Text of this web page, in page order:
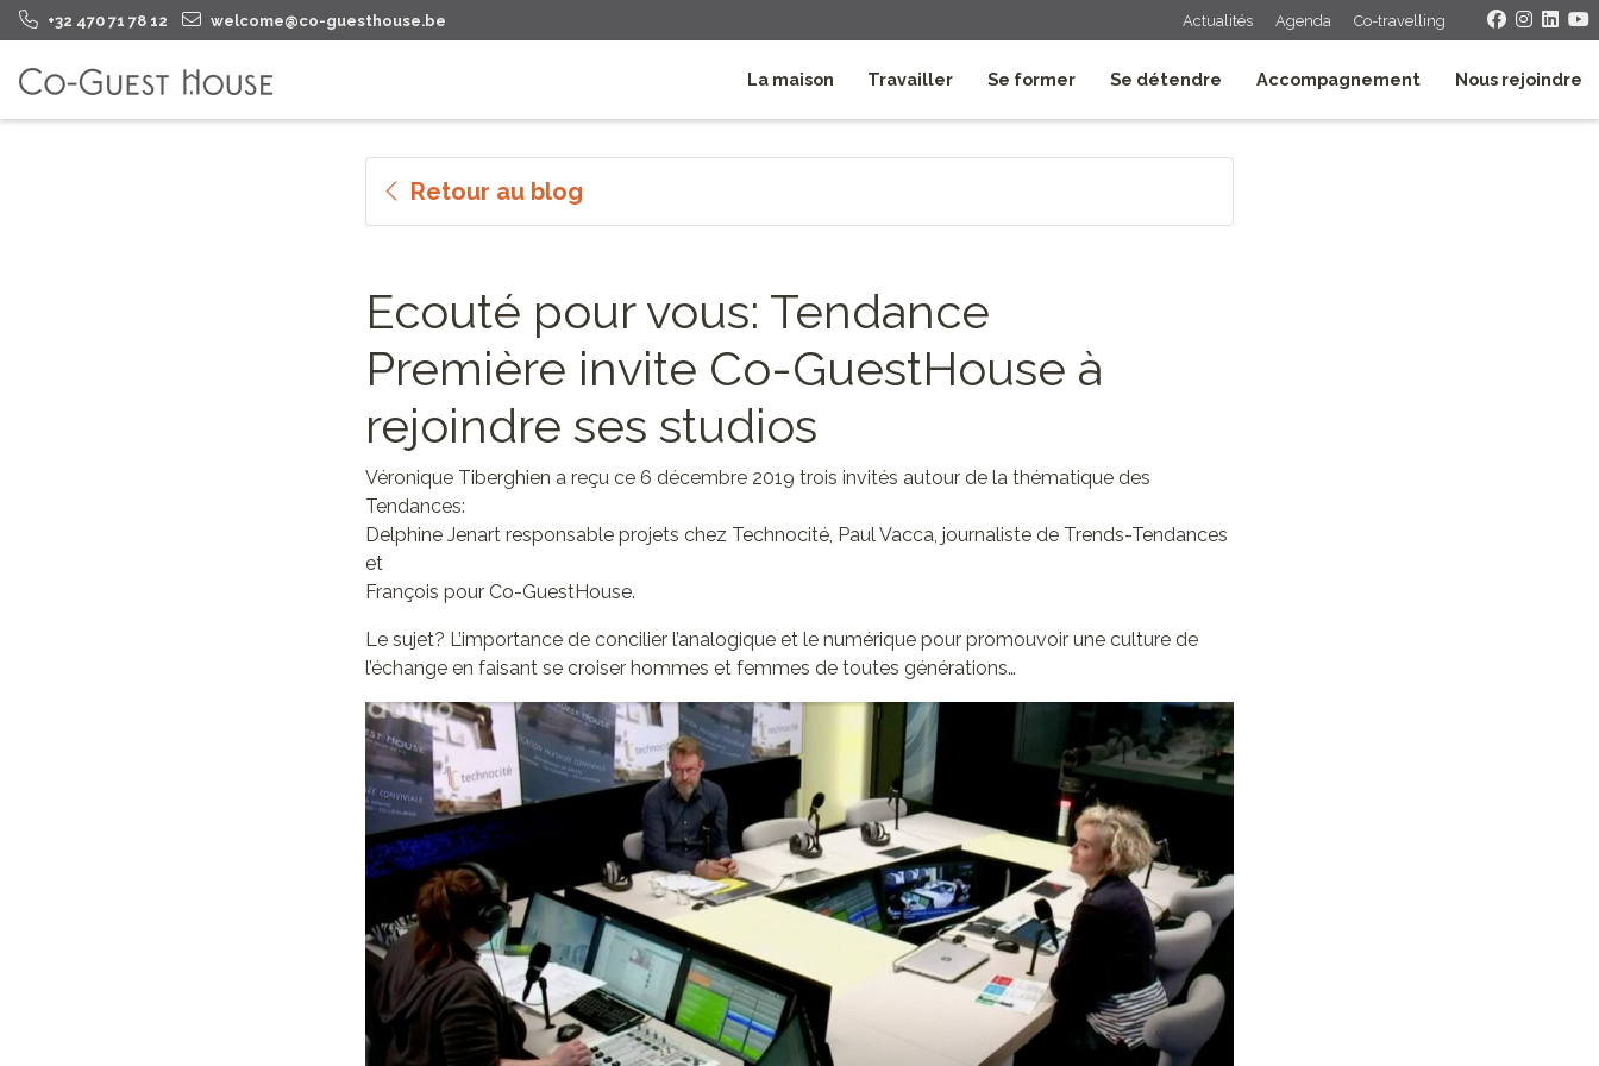
+32 470 71 78 12 welcome@co-guesthouse.be Actualités Agenda Co-travelling
La maison Travailler Se former Se détendre Accompagnement Nous rejoindre
Retour au blog
Ecouté pour vous: Tendance
Première invite Co-GuestHouse à
rejoindre ses studios
Véronique Tiberghien a reçu ce 6 décembre 2019 trois invités autour de la thématique des
Tendances:
Delphine Jenart responsable projets chez Technocité, Paul Vacca, journaliste de Trends-Tendances
et
François pour Co-GuestHouse.
Le sujet? L’importance de concilier l’analogique et le numérique pour promouvoir une culture de
l’échange en faisant se croiser hommes et femmes de toutes générations…